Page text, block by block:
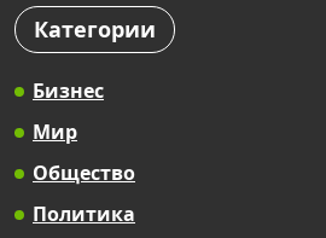
Категории
Бизнес
Мир
Общество
Политика